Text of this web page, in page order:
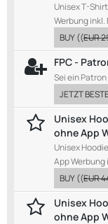
Unisex T-
Werbung inkl.
BUY((EUR
FPC -
Sei ein
JETZT
Unisex
ohne App
Unisex
App Werbung
BUY((EUR
Unisex
ohne App